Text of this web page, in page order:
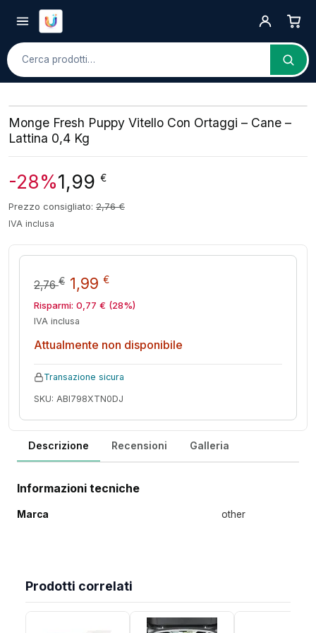
Cerca
Monge Fresh Puppy Vitello Con Ortaggi – Cane –
Lattina 0,4 Kg
-28%1,99 €
Prezzo consigliato: 2,76€
IVA inclusa
2,76€ Il prezzo originale era: 2,76 €.
1,99 €Il prezzo attuale è: 1,99 €.
Risparmi: 0,77 € (28%)
IVA inclusa
Attualmente non disponibile
Transazione sicura
SKU: ABI798XTN0DJ
Descrizione Recensioni Galleria
Informazioni tecniche
Marca other
Prodotti correlati